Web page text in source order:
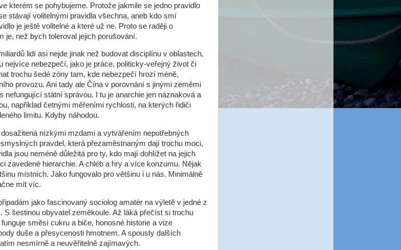
kterém se pohybujeme. Protože jakmile se jedno pravidlo
stávají volitelnými pravidla všechna, aneb kdo smí
je ještě volitelné a které už ne. Proto se raději o
je, než bych toleroval jejich porušování.
lidí asi nejde jinak než budovat disciplínu v oblastech,
nejvíce nebezpečí, jako je práce, politicky-veřejný život či
trochu šedé zóny tam, kde nebezpečí hrozí méně,
provozu. Ani tady ale Čína v porovnání s jinými zeměmi
nefungující státní správou. I tu je anarchie jen náznaková a
napřiklad četnými měřeními rychlosti, na kterých řidiči
limitu. Kdyby náhodou.
nízkými mzdami a vytvářením nepotřebných
pravdel, která přezaměstnaným dají trochu moci,
jsou neméně důležitá pro ty, kdo mají dohlížet na jejich
zavedené hierarchie. A chléb a hry a více konzumu. Nějak
místních. Jako fungovalo pro většinu i u nás. Minimálně
mít víc.
jako fascinovaný sociolog amatér na výletě v jedné z
S šestinou obyvatel zeměkoule. Až láká přečíst si trochu
směsí cukru a biče, honosné historie a vize
duše a přesycenosti hmotnem. A spousty dalších
nesmírně a neuvěřitelně zajímavých.